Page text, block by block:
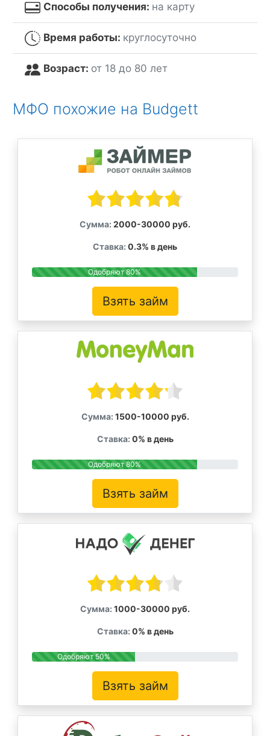
Способы получения: на карту
Время работы: круглосуточно
Возраст: от 18 до 80 лет
МФО похожие на Budgett
Сумма: 2000-30000 руб.
Ставка: 0.3% в день
Одобряют 80%
Взять займ
Сумма: 1500-10000 руб.
Ставка: 0% в день
Одобряют 80%
Взять займ
Сумма: 1000-30000 руб.
Ставка: 0% в день
Одобряют 50%
Взять займ